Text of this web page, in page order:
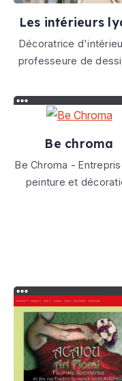
connaissance
Les intérieurs
martin
Décoratrice
professeure de
Be chroma
Be Chroma -
peinture et
le béton ciré